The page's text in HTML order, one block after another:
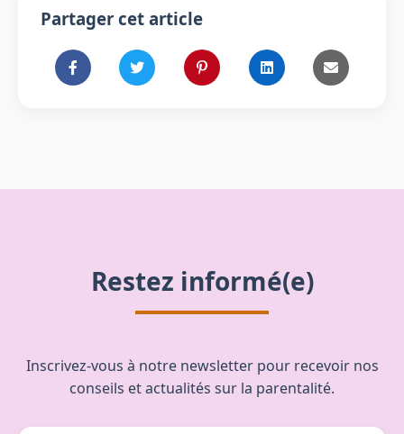
Partager cet article
Restez informé(e)
Inscrivez-vous à notre newsletter pour recevoir nos
conseils et actualités sur la parentalité.